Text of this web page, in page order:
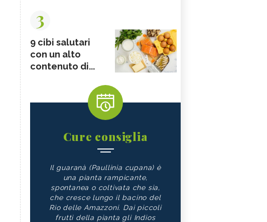
3
9 cibi salutari
con un alto
contenuto di...
Cure consiglia
Il guaranà (Paullinia cupana) è
una pianta rampicante,
spontanea o coltivata che sia,
che cresce lungo il bacino del
Rio delle Amazzoni. Dai piccoli
frutti della pianta gli Indios